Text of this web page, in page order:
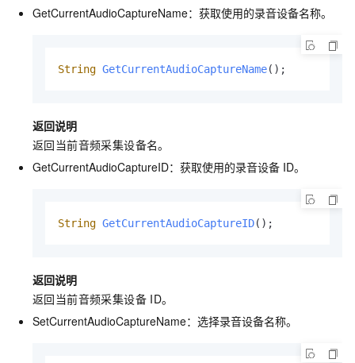
GetCurrentAudioCaptureName：获取使用的录音设备名称。
String GetCurrentAudioCaptureName() ;
返回说明
返回当前音频采集设备名。
GetCurrentAudioCaptureID：获取使用的录音设备 ID。
String GetCurrentAudioCaptureID() ;
返回说明
返回当前音频采集设备 ID。
SetCurrentAudioCaptureName：选择录音设备名称。